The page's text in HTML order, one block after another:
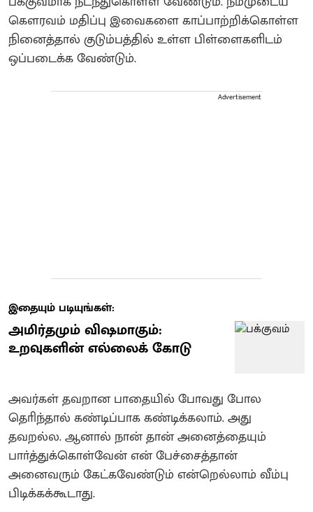
கெளரவம் மதிப்பு இவைகளை காப்பாற்றிக்கொள்ள
நினைத்தால் குடும்பத்தில் உள்ள பிள்ளைகளிடம்
ஒப்படைக்க வேண்டும்.
Advertisement
இதையும் படியுங்கள்:
அமிர்தமும் விஷமாகும்:
உறவுகளின் எல்லைக் கோடு
அவர்கள் தவறான பாதையில் போவது போல
தொிந்தால் கண்டிப்பாக கண்டிக்கலாம். அது
தவறல்ல. ஆனால் நான் தான் அனைத்தையும்
பாா்த்துக்கொள்வேன் என் பேச்சைத்தான்
அனைவரும் கேட்கவேண்டும் என்றெல்லாம் வீம்பு
பிடிக்கக்கூடாது.